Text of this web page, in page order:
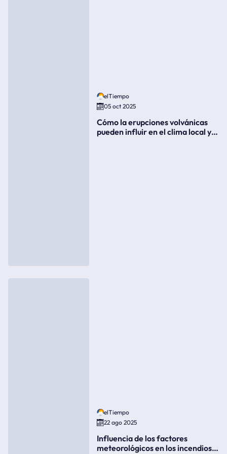
elTiempo
05 oct 2025
Cómo la erupciones volvánicas
pueden influir en el clima local y
elTiempo
22 ago 2025
Influencia de los factores
meteorológicos en los incendios